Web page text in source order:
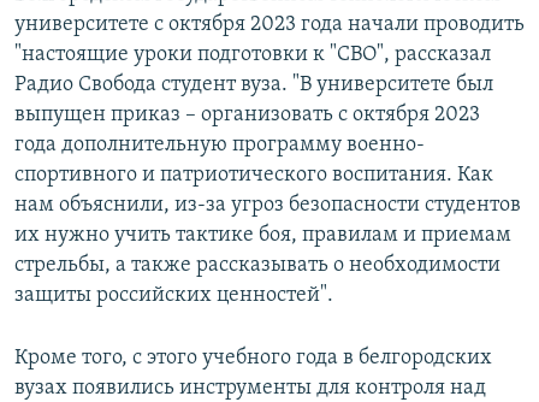
университете с октября 2023 года начали проводить
"настоящие уроки подготовки к "СВО", рассказал
Радио Свобода студент вуза. "В университете был
выпущен приказ – организовать с октября 2023
года дополнительную программу военно-
спортивного и патриотического воспитания. Как
нам объяснили, из-за угроз безопасности студентов
их нужно учить тактике боя, правилам и приемам
стрельбы, а также рассказывать о необходимости
защиты российских ценностей".
Кроме того, с этого учебного года в белгородских
вузах появились инструменты для контроля над